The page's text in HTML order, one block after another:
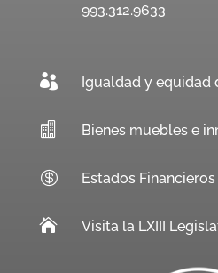
993.312.9633
 Igualdad y equidad
 Bienes muebles e
 Estados Financieros
 Visita la LXIII